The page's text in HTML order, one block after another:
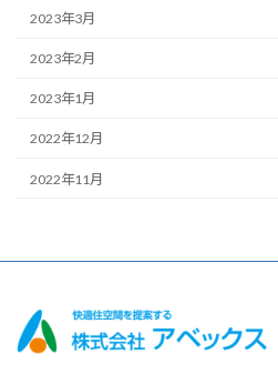
2023年3月
2023年2月
2023年1月
2022年12月
2022年11月